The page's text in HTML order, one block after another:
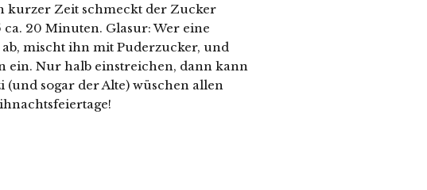
kurzer Zeit schmeckt der Zucker
ca. 20 Minuten. Glasur: Wer eine
mischt ihn mit Puderzucker, und
ein. Nur halb einstreichen, dann kann
(und sogar der Alte) wüschen allen